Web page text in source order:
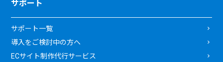
サポート
サポート一覧
導入をご検討中の方へ
ECサイト制作代行サービス